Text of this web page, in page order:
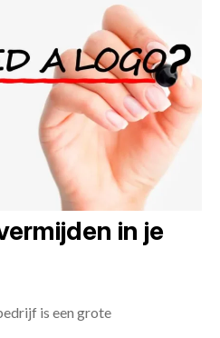
in je
is een grote